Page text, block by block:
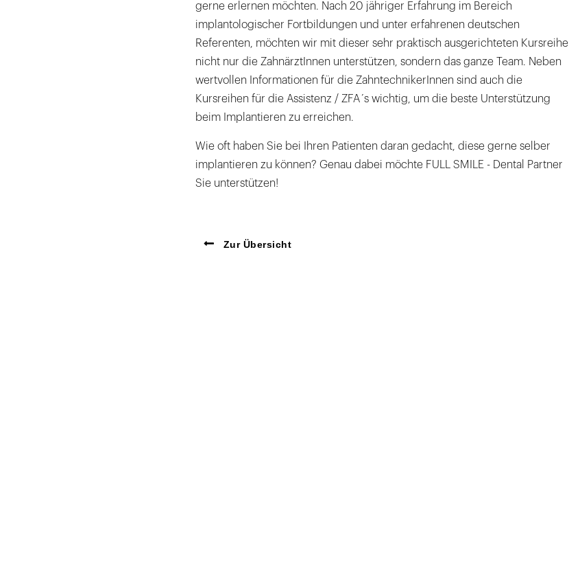
gerne erlernen möchten. Nach 20 jähriger Erfahrung im Bereich
implantologischer Fortbildungen und unter erfahrenen deutschen
Referenten, möchten wir mit dieser sehr praktisch ausgerichteten Kursreihe
nicht nur die ZahnärztInnen unterstützen, sondern das ganze Team. Neben
wertvollen Informationen für die ZahntechnikerInnen sind auch die
Kursreihen für die Assistenz / ZFA´s wichtig, um die beste Unterstützung
beim Implantieren zu erreichen.
Wie oft haben Sie bei Ihren Patienten daran gedacht, diese gerne selber
implantieren zu können? Genau dabei möchte FULL SMILE - Dental Partner
Sie unterstützen!
Zur Übersicht